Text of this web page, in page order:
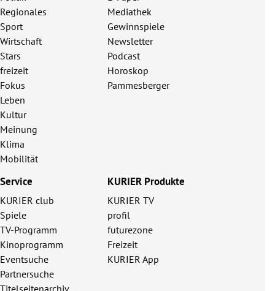
Regionales
Sport
Wirtschaft
Stars
freizeit
Fokus
Leben
Kultur
Meinung
Klima
Mobilität
Mediathek
Gewinnspiele
Newsletter
Podcast
Horoskop
Pammesberger
Service
KURIER club
Spiele
TV-Programm
Kinoprogramm
Eventsuche
Partnersuche
Titelseitenarchiv
KURIER Produkte
KURIER TV
profil
futurezone
Freizeit
KURIER App